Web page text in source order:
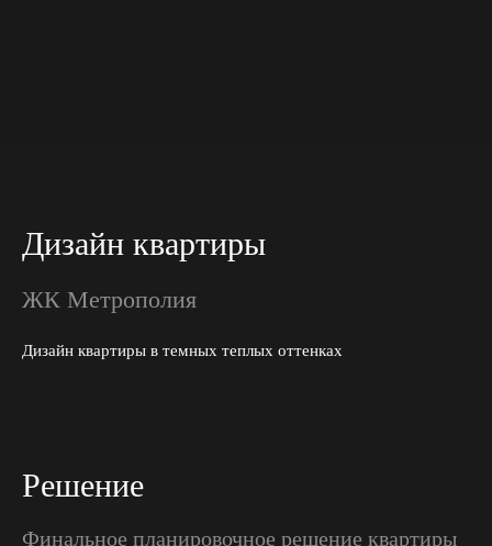
Дизайн квартиры
ЖК Метрополия
Дизайн квартиры в темных теплых оттенках
Решение
Финальное планировочное решение квартиры